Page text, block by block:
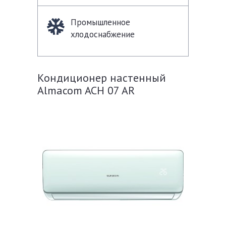
Промышленное
хлодоснабжение
Кондиционер настенный
Almacom ACH 07 AR